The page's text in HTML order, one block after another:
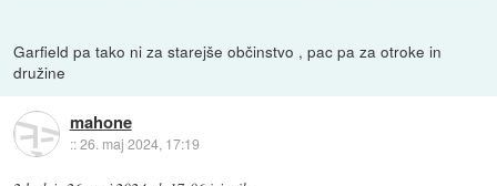
Garfield pa tako ni za starejše občinstvo , pac pa za otroke in
družine
mahone
::26. maj 2024, 17:19